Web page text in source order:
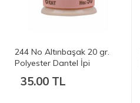
244 No Altınbaşak 20 gr.
Polyester Dantel İpi
35.00 TL